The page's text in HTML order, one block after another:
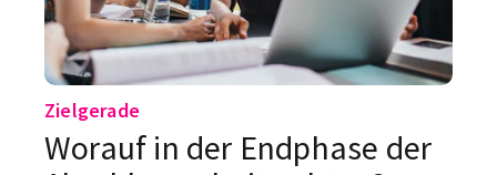
Zielgerade
Worauf in der Endphase der